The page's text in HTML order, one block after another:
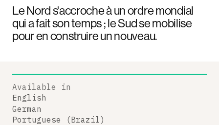
Le Nord s'accroche à un ordre mondial
qui a fait son temps ; le Sud se mobilise
pour en construire un nouveau.
Available in
English
German
Portuguese (Brazil)